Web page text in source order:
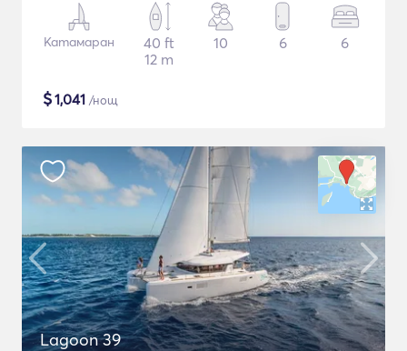
Катамаран
40 ft
12 m
10 6 6
$1,041 /нощ
Lagoon 39